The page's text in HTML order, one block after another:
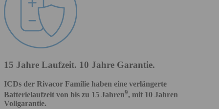
15 Jahre Laufzeit. 10 Jahre Garantie.
ICDs der Rivacor Familie haben eine verlängerte
Batterielaufzeit von bis zu 15 Jahren9, mit 10 Jahren
Vollgarantie.